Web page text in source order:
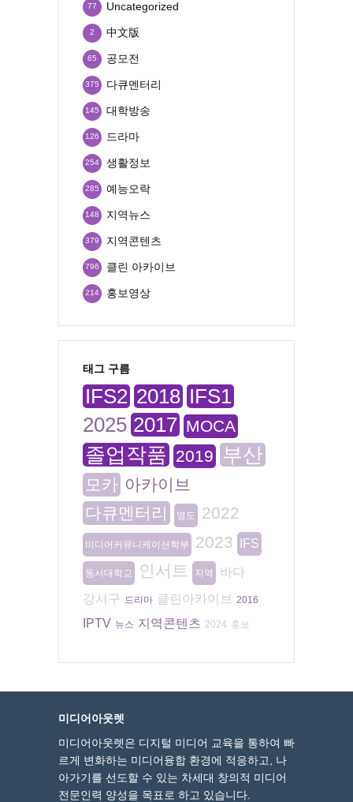
Uncategorized
77
中文版
2
공모전
65
다큐멘터리
375
대학방송
145
드라마
126
생활정보
254
예능오락
285
지역뉴스
148
지역콘텐츠
379
클린 아카이브
796
홍보영상
214
태그 구름
IFS2 2018 IFS1
2025 2017 MOCA
졸업작품 2019 부산
모카 아카이브
다큐멘터리
영도 2022
미디어커뮤니케이션학부 2023 IFS
동서대학교 인서트 지역
바다
강서구 드라마 클린아카이브 2016
IPTV 뉴스 지역콘텐츠 2024 홍보
미디어아웃렛
미디어아웃렛은 디지털 미디어 교육을 통하여 빠
르게 변화하는 미디어융합 환경에 적응하고, 나
아가기를 선도할 수 있는 차세대 창의적 미디어
전문인력 양성을 목표로 하고 있습니다.